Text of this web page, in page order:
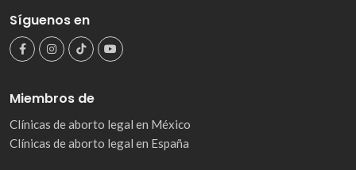
Síguenos en
Miembros de
Clínicas de aborto legal en México
Clínicas de aborto legal en España